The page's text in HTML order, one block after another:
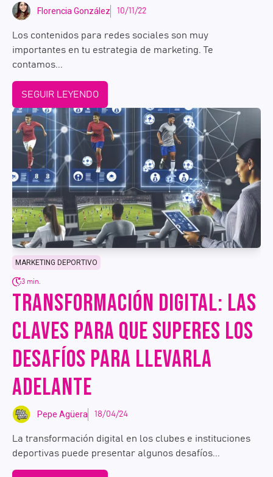
Florencia González 10/11/22
Los contenidos para redes sociales son muy
importantes en tu estrategia de marketing. Te
contamos...
SEGUIR LEYENDO
MARKETING DEPORTIVO
3 min.
TRANSFORMACIÓN DIGITAL: LAS
CLAVES PARA QUE SUPERES LOS
DESAFÍOS PARA LLEVARLA
ADELANTE
Pepe Agüera 18/04/24
La transformación digital en los clubes e instituciones
deportivas puede presentar algunos desafíos...